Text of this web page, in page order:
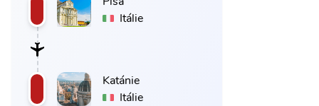
Itálie
Katánie
Itálie